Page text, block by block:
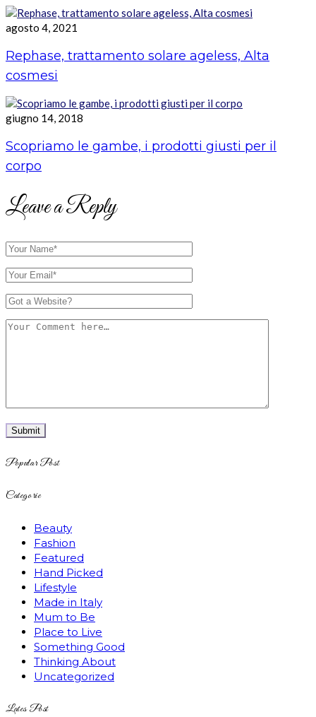
agosto 4, 2021
Rephase, trattamento solare ageless, Alta
cosmesi
giugno 14, 2018
Scopriamo le gambe, i prodotti giusti per il
corpo
Leave a Reply
Popular Post
Categorie
Beauty
Fashion
Featured
Hand Picked
Lifestyle
Made in Italy
Mum to Be
Place to Live
Something Good
Thinking About
Uncategorized
Lates Post